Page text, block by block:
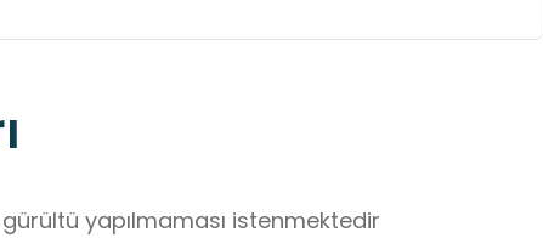
yapılmaması istenmektedir